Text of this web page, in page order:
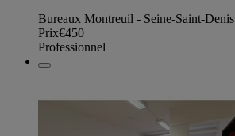
Bureaux Montreuil - Seine-Saint-Denis
Prix€450
Professionnel